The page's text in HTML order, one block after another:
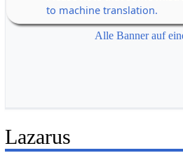
to machine translation.
Alle Banner auf
Lazarus